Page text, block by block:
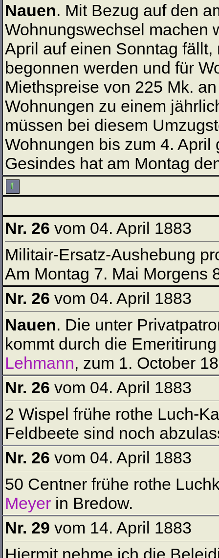
Nauen. Mit Bezug auf den
Wohnungswechsel machen
April auf einen Sonntag
begonnen werden und für
Miethspreise von 225 Mk.
Wohnungen zu einem
müssen bei diesem
Wohnungen bis zum 4.
Gesindes hat am Montag
Nr. 26 vom 04. April 1883
Militair-Ersatz-Aushebung
Am Montag 7. Mai Morgens
Nr. 26 vom 04. April 1883
Nauen. Die unter
kommt durch die
Lehmann, zum 1. October
Nr. 26 vom 04. April 1883
2 Wispel frühe rothe Luch-
Feldbeete sind noch
Nr. 26 vom 04. April 1883
50 Centner frühe rothe
Meyer in Bredow.
Nr. 29 vom 14. April 1883
Hiermit nehme ich die